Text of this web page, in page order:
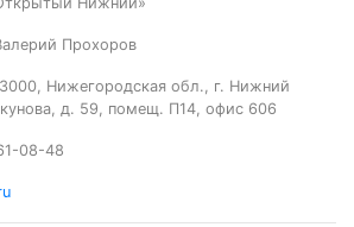
Прохоров
Нижегородская обл., г. Нижний
д. 59, помещ. П14, офис 606
08-48